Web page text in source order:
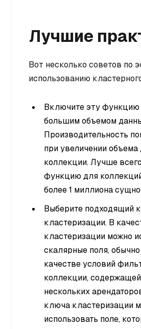
Лучшие
Вот несколько советов по
использованию
Включите эту функцию
большим объемом
Производительность
при увеличении объема
коллекции. Лучше
функцию для
более 1 миллиона
Выберите подходящий
кластеризации. В
кластеризации можно
скалярные поля,
качестве условий
коллекции,
нескольких
ключа кластеризации
использовать поле,